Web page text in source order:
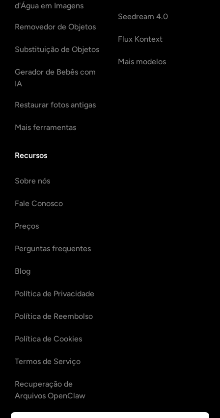
d'Água em Imagens
Removedor de Objetos
Substituição de Objetos
Gerador de Bebês com
IA
Restaurar fotos antigas
Mais ferramentas
Seedream 4.0
Flux Kontext
Mais modelos
Recursos
Sobre nós
Fale Conosco
Preços
Perguntas frequentes
Blog
Política de Privacidade
Política de Reembolso
Política de Cookies
Termos de Serviço
Recuperação de
Arquivos OpenClaw